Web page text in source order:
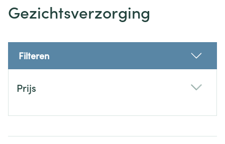
Gezichtsverzorging
Filteren
Prijs